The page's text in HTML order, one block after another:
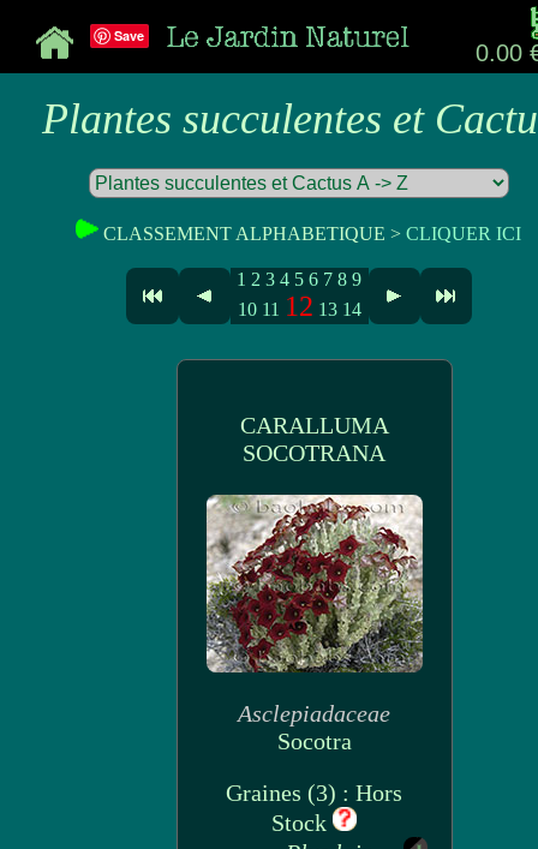
0.00
Save
Plantes succulentes et
CLASSEMENT ALPHABETIQUE > CLIQUER ICI
1 2 3 4 5 6 7 8 9
10 11 12 13 14
CARALLUMA
SOCOTRANA
Asclepiadaceae
Socotra
Graines (3) : Hors
Stock